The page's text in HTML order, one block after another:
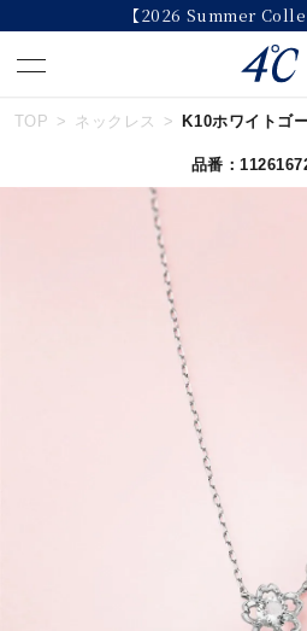
【2026 Summer
人気検索キーワード
#ハーフエタニティリング
#ダイヤモンド ネックレス
TOP ネックレス K10ホワイトゴ
品番：